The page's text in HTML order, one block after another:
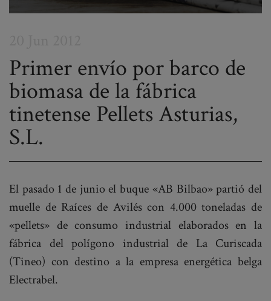
Primer envío por barco de
biomasa de la fábrica
tinetense Pellets Asturias,
S.L.
El pasado 1 de junio el buque «AB Bilbao» partió del
muelle de Raíces de Avilés con 4.000 toneladas de
«pellets» de consumo industrial elaborados en la
fábrica del polígono industrial de La Curiscada
(Tineo) con destino a la empresa energética belga
Electrabel.
Post
navigation